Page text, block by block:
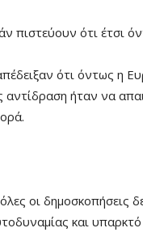
πιστεύουν ότι έτσι
ότι όντως η
αντίδραση ήταν να
οι δημοσκοπήσεις
και